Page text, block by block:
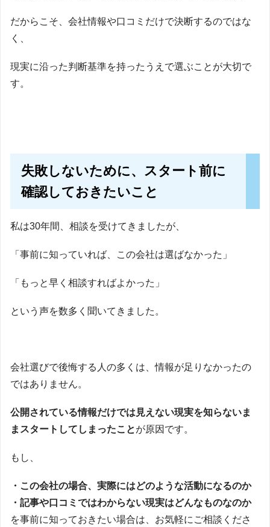
だからこそ、会社情報や口コミだけで決断するのではな
く、
現実に沿った判断基準を持ったうえで選ぶことが大切で
す。
失敗しないために、スタート前に
確認しておきたいこと
私は30年間、相談を受けてきましたが、
「事前に知っていれば、この会社は選ばなかった」
「もっと早く相談すればよかった」
という声を数多く聞いてきました。
会社選びで後悔する人の多くは、情報が足りなかったの
ではありません。
公開されている情報だけでは見えない現実を知らないま
まスタートしてしまったことが原因です。
もし、
・この会社の場合、実際にはどのような活動になるのか
・記事や口コミではわからない現実はどんなものなのか
を事前に知っておきたい場合は、お気軽にご相談くださ